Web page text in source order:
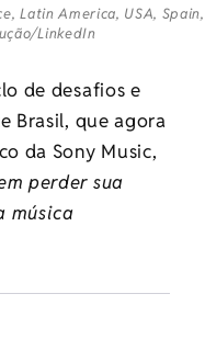
Latin America, USA, Spain,
LinkedIn
de desafios e
Brasil, que agora
da Sony Music,
perder sua
música